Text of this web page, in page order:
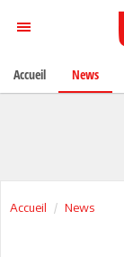
Accueil News
Accueil News